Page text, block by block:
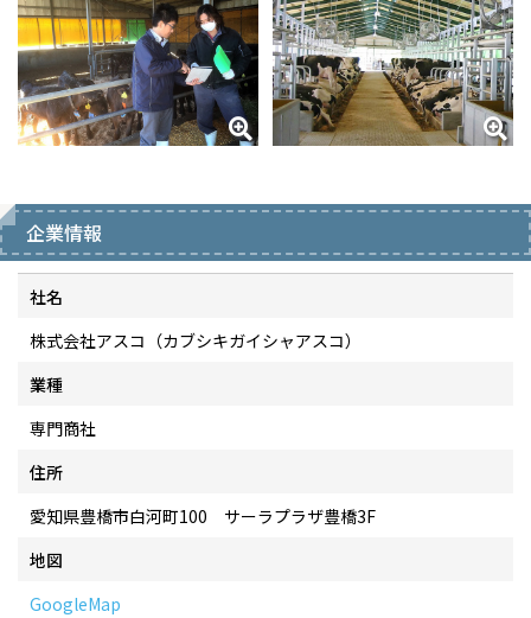
企業情報
社名
株式会社アスコ（カブシキガイシャアスコ）
業種
専門商社
住所
愛知県豊橋市白河町100 サーラプラザ豊橋3F
地図
GoogleMap